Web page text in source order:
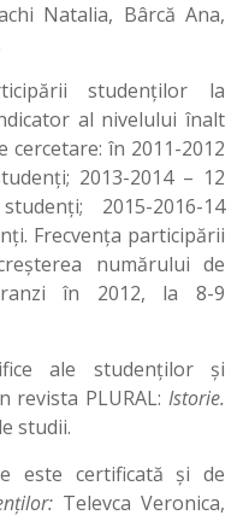
Natalia, Bârcă Ana,
studenților la
al nivelului înalt
în 2011-2012
2013-2014 – 12
2015-2016-14
Frecvența participării
numărului de
în 2012, la 8-9
ale studenților și
PLURAL: Istorie.
studii.
este certificată și de
Televca Veronica,